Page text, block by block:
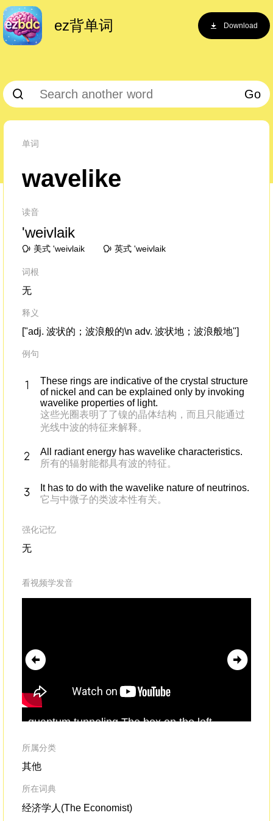
ez背单词 Download
Go
单词
wavelike
读音
'weivlaik
美式 'weivlaik 英式 'weivlaik
词根
无
释义
["adj. 波状的；波浪般的\n adv. 波状地；波浪般地"]
例句
These rings are indicative of the crystal structure
of nickel and can be explained only by invoking
wavelike properties of light.
这些光圈表明了了镍的晶体结构，而且只能通过
光线中波的特征来解释。
All radiant energy has wavelike characteristics.
所有的辐射能都具有波的特征。
It has to do with the wavelike nature of neutrinos.
它与中微子的类波本性有关。
强化记忆
无
看视频学发音
quantum tunneling.The box on the left
distributionof a quantum entity -- a particle,
like an electron,
所属分类
其他
所在词典
经济学人(The Economist)